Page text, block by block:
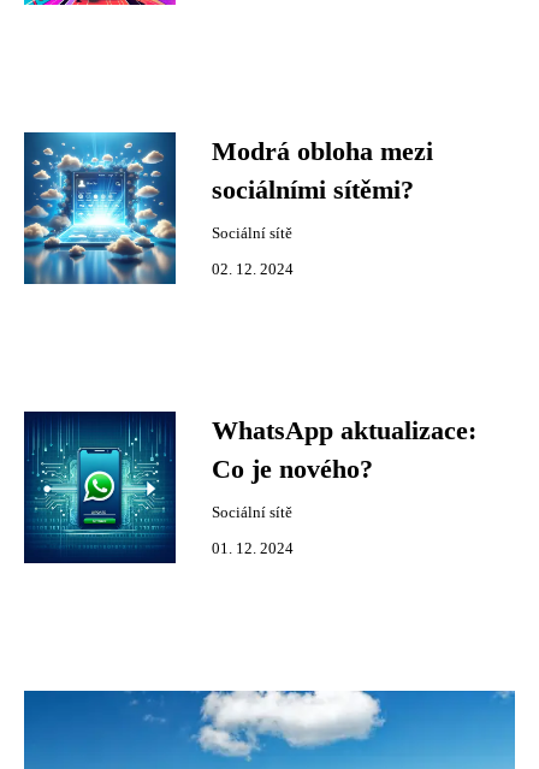
Modrá obloha mezi
sociálními sítěmi? ️
Sociální sítě
02. 12. 2024
WhatsApp aktualizace:
Co je nového?
Sociální sítě
01. 12. 2024